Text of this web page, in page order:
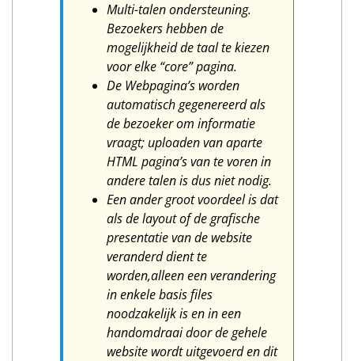
Multi-talen ondersteuning.
Bezoekers hebben de
mogelijkheid de taal te kiezen
voor elke “core” pagina.
De Webpagina’s worden
automatisch gegenereerd als
de bezoeker om informatie
vraagt; uploaden van aparte
HTML pagina’s van te voren in
andere talen is dus niet nodig.
Een ander groot voordeel is dat
als de layout of de grafische
presentatie van de website
veranderd dient te
worden,alleen een verandering
in enkele basis files
noodzakelijk is en in een
handomdraai door de gehele
website wordt uitgevoerd en dit